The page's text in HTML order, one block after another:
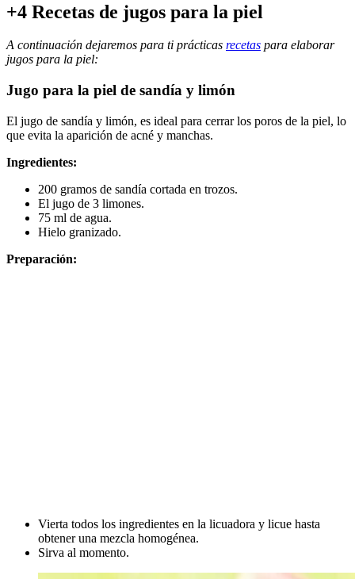
+4 Recetas de jugos para la piel
A continuación dejaremos para ti prácticas recetas para elaborar
jugos para la piel:
Jugo para la piel de sandía y limón
El jugo de sandía y limón, es ideal para cerrar los poros de la piel, lo
que evita la aparición de acné y manchas.
Ingredientes:
200 gramos de sandía cortada en trozos.
El jugo de 3 limones.
75 ml de agua.
Hielo granizado.
Preparación:
Vierta todos los ingredientes en la licuadora y licue hasta
obtener una mezcla homogénea.
Sirva al momento.